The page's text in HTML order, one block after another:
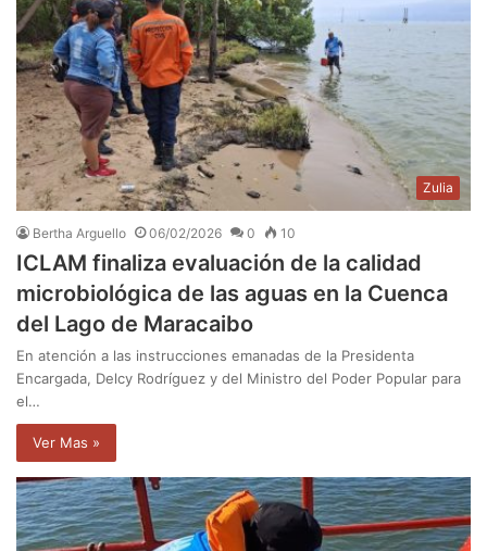
Zulia
Bertha Arguello 06/02/2026 0 10
ICLAM finaliza evaluación de la calidad
microbiológica de las aguas en la Cuenca
del Lago de Maracaibo
En atención a las instrucciones emanadas de la Presidenta
Encargada, Delcy Rodríguez y del Ministro del Poder Popular para
el…
Ver Mas »